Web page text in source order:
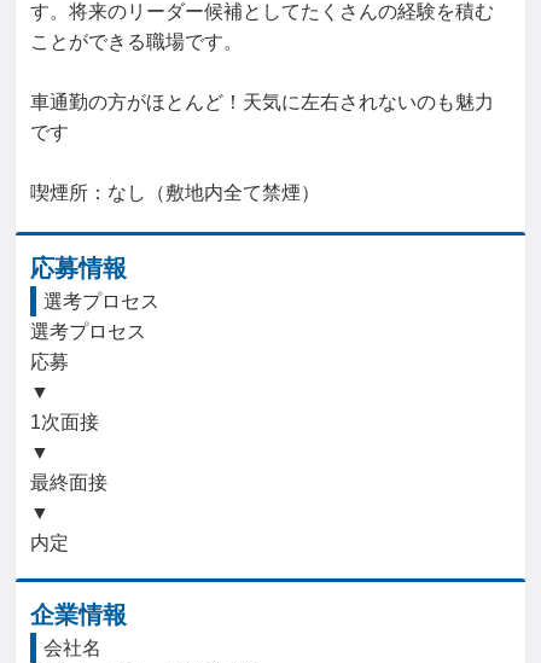
す。将来のリーダー候補としてたくさんの経験を積む
ことができる職場です。
車通勤の方がほとんど！天気に左右されないのも魅力
です
喫煙所：なし（敷地内全て禁煙）
応募情報
選考プロセス
選考プロセス
応募
▼
1次面接
▼
最終面接
▼
内定
企業情報
会社名